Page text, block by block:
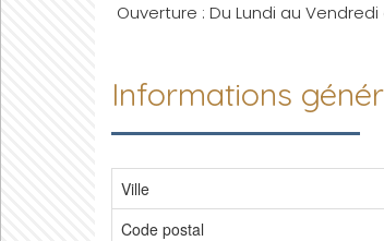
Ouverture : Du Lundi au Vendredi
Informations
Ville
Code postal